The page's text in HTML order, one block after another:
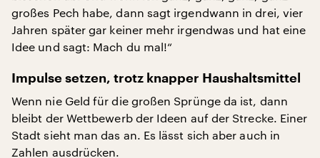
großes Pech habe, dann sagt irgendwann in drei, vier
Jahren später gar keiner mehr irgendwas und hat eine
Idee und sagt: Mach du mal!“
Impulse setzen, trotz knapper Haushaltsmittel
Wenn nie Geld für die großen Sprünge da ist, dann
bleibt der Wettbewerb der Ideen auf der Strecke. Einer
Stadt sieht man das an. Es lässt sich aber auch in
Zahlen ausdrücken.